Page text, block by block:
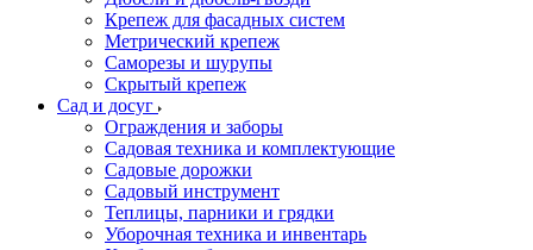
Крепеж для фасадных систем
Метрический крепеж
Саморезы и шурупы
Скрытый крепеж
Сад и досуг
Ограждения и заборы
Садовая техника и комплектующие
Садовые дорожки
Садовый инструмент
Теплицы, парники и грядки
Уборочная техника и инвентарь